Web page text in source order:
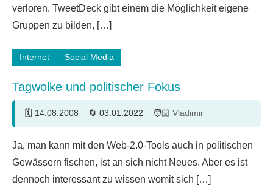
verloren. TweetDeck gibt einem die Möglichkeit eigene
Gruppen zu bilden, […]
Internet Social Media
Tagwolke und politischer Fokus
14.08.2008 03.01.2022 Vladimir
Kommentare
Ja, man kann mit den Web-2.0-Tools auch in politischen
Gewässern fischen, ist an sich nicht Neues. Aber es ist
dennoch interessant zu wissen womit sich […]